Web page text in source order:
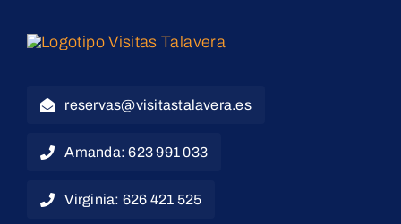
reservas@visitastalavera.es
Amanda: 623 991 033
Virginia: 626 421 525